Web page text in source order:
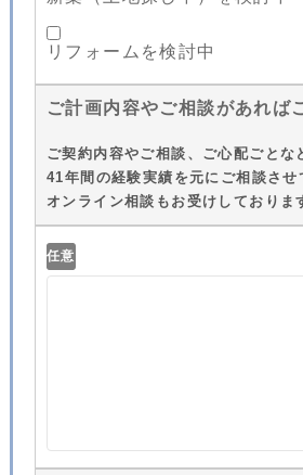
リフォームを検討中
ご計画内容やご相談があれば
ご契約内容やご相談、ご心配ごとな
41年間の経験実績を元にご相談させ
オンライン相談もお受けしておりま
任意